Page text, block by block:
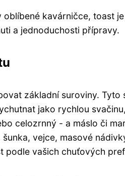
kavárničce, toast
a jednoduchosti přípravy.
základní suroviny. Tyto
jako rychlou
celozrnný - a máslo či
vejce, masové
podle vašich chuťových